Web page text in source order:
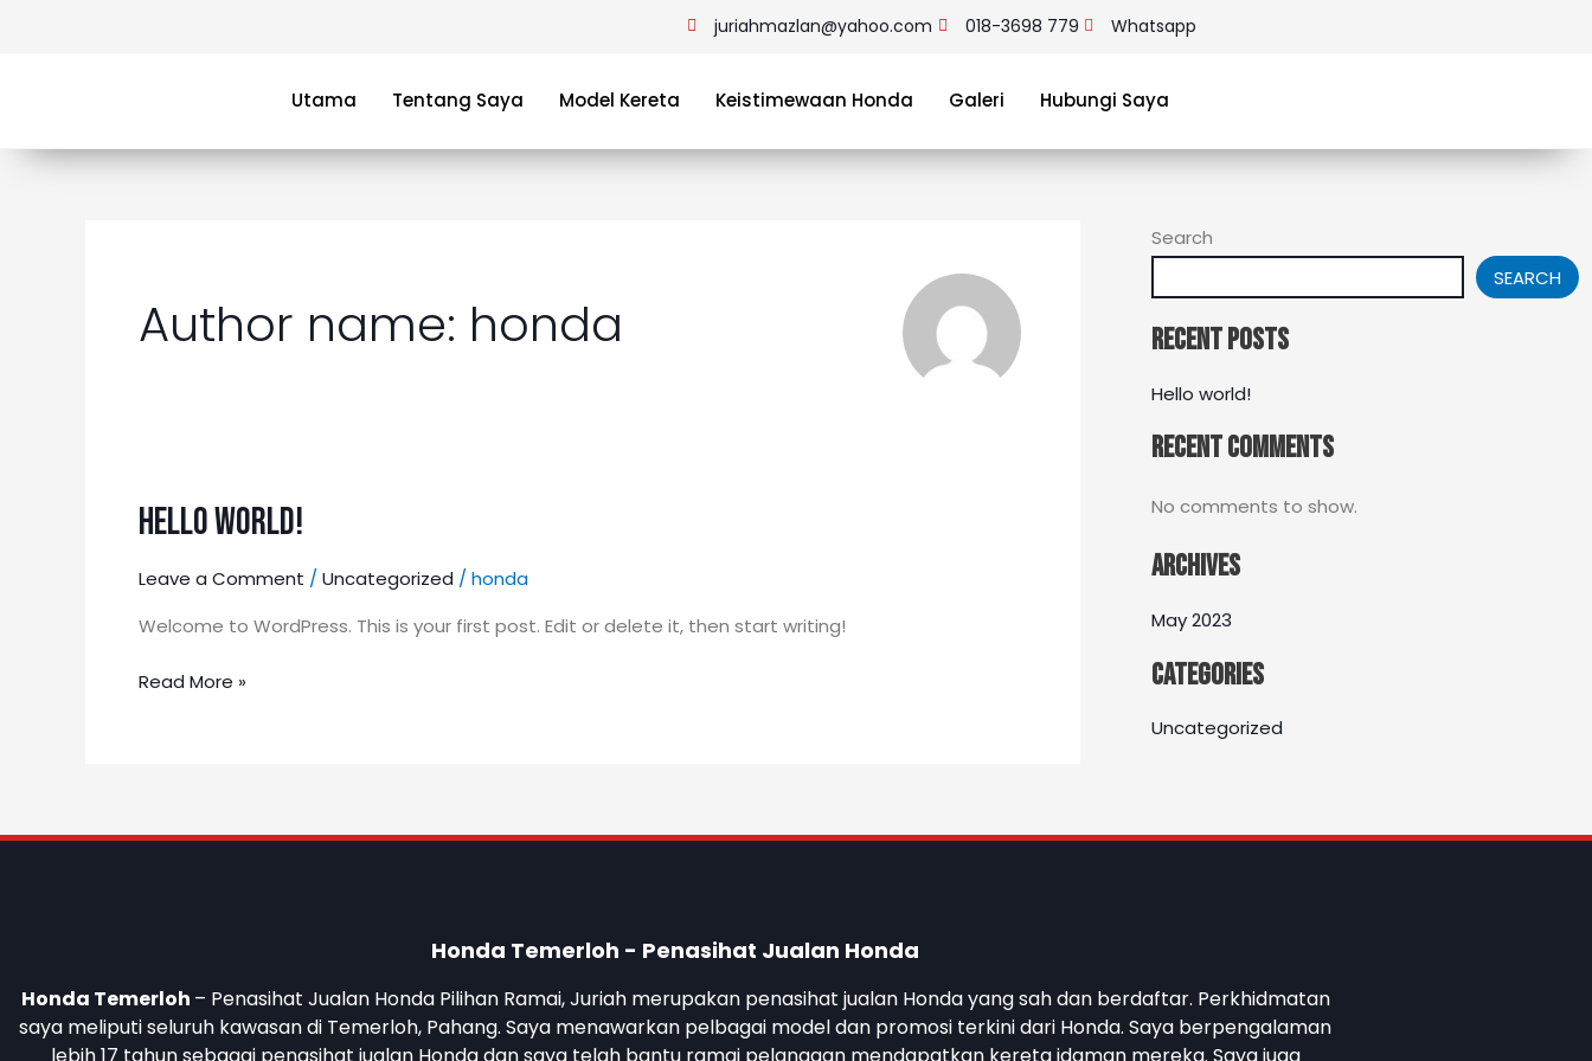
juriahmazlan@yahoo.com 018-3698 779 Whatsapp
Utama Tentang Saya Model Kereta Keistimewaan Honda Galeri Hubungi Saya
Author name: honda
Hello world!
Leave a Comment / Uncategorized / honda
Welcome to WordPress. This is your first post. Edit or delete it, then start writing!
Hello
world!
Read More »
Search
SEARCH
Recent Posts
Hello world!
Recent Comments
No comments to show.
Archives
May 2023
Categories
Uncategorized
Honda Temerloh - Penasihat Jualan Honda
Honda Temerloh – Penasihat Jualan Honda Pilihan Ramai, Juriah merupakan penasihat jualan Honda yang sah dan berdaftar. Perkhidmatan
saya meliputi seluruh kawasan di Temerloh, Pahang. Saya menawarkan pelbagai model dan promosi terkini dari Honda. Saya berpengalaman
lebih 17 tahun sebagai penasihat jualan Honda dan saya telah bantu ramai pelanggan mendapatkan kereta idaman mereka. Saya juga